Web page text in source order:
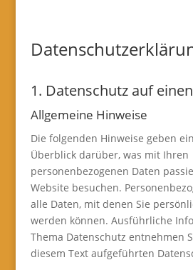
1. Datenschutz auf
Allgemeine Hinweise
Die folgenden Hinweise geben
Überblick darüber, was mit Ihren
personenbezogenen Daten
Website besuchen.
alle Daten, mit denen Sie
werden können. Ausführliche
Thema Datenschutz entnehmen
diesem Text aufgeführten